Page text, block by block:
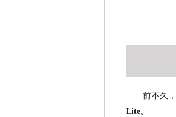
前不久
Lite。